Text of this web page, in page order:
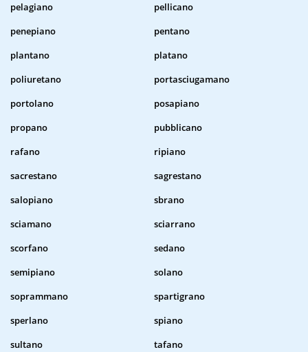
pelagiano
pellicano
penepiano
pentano
plantano
platano
poliuretano
portasciugamano
portolano
posapiano
propano
pubblicano
rafano
ripiano
sacrestano
sagrestano
salopiano
sbrano
sciamano
sciarrano
scorfano
sedano
semipiano
solano
soprammano
spartigrano
sperlano
spiano
sultano
tafano